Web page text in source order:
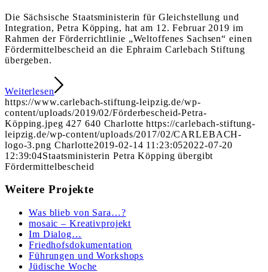
Die Sächsische Staatsministerin für Gleichstellung und
Integration, Petra Köpping, hat am 12. Februar 2019 im
Rahmen der Förderrichtlinie „Weltoffenes Sachsen“ einen
Fördermittelbescheid an die Ephraim Carlebach Stiftung
übergeben.
Weiterlesen
https://www.carlebach-stiftung-leipzig.de/wp-
content/uploads/2019/02/Förderbescheid-Petra-
Köpping.jpeg 427 640 Charlotte https://carlebach-stiftung-
leipzig.de/wp-content/uploads/2017/02/CARLEBACH-
logo-3.png Charlotte2019-02-14 11:23:052022-07-20
12:39:04Staatsministerin Petra Köpping übergibt
Fördermittelbescheid
Weitere Projekte
Was blieb von Sara…?
mosaic – Kreativprojekt
Im Dialog…
Friedhofsdokumentation
Führungen und Workshops
Jüdische Woche